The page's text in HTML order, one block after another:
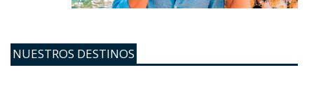
NUESTROS DESTINOS